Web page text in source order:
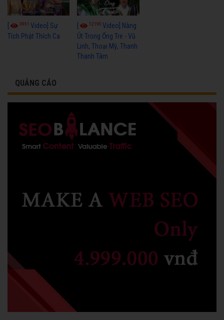
[ 3951 Video] Sự
Tích Phật Thích Ca
[ 12190Video] Nàng
Út Trong Ống Tre - Vũ
Linh, Thoại Mỹ, Thanh
Thanh Tâm
QUẢNG CÁO